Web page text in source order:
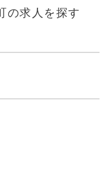
の求人を探す